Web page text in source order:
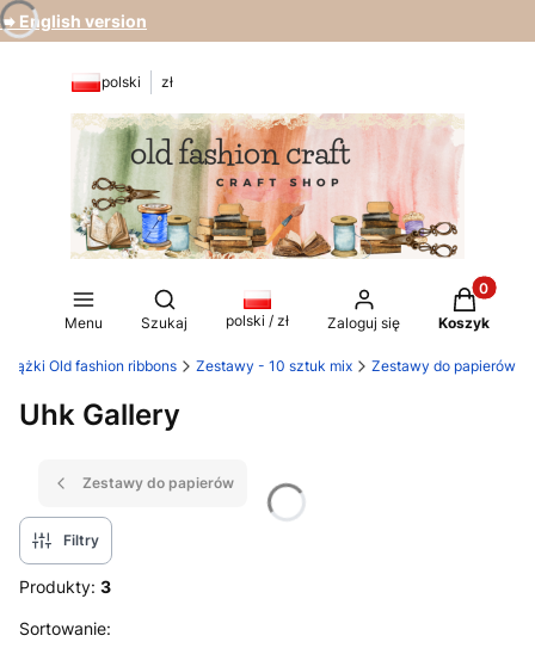
➡️ English version
polski zł
Menu
Otwórz wyszukiwarkę
Szukaj polski / zł Zaloguj się
Produkty
Koszyk
Old fashion ribbons Zestawy - 10 sztuk mix Zestawy do papierów
Uhk Gallery
Zestawy do papierów
Filtry
Produkty: 3
Lista produktów
Sortowanie: